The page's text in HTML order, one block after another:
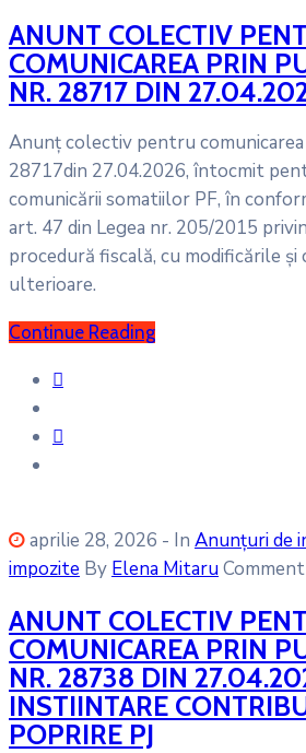
ANUNT COLECTIV
COMUNICAREA PRIN
NR. 28717 DIN
Anunț colectiv pentru
28717din 27.04.2026, întocmit
comunicării somatiilor PF, în
art. 47 din Legea nr. 205/2015
procedură fiscală, cu modificările
ulterioare.
Continue Reading
aprilie 28, 2026 - In Anunțuri de
impozite By Elena Mitaru
ANUNT COLECTIV
COMUNICAREA PRIN
NR. 28738 DIN
INSTIINTARE
POPRIRE PJ